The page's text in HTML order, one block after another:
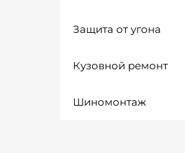
Защита от угона
Кузовной ремонт
Шиномонтаж